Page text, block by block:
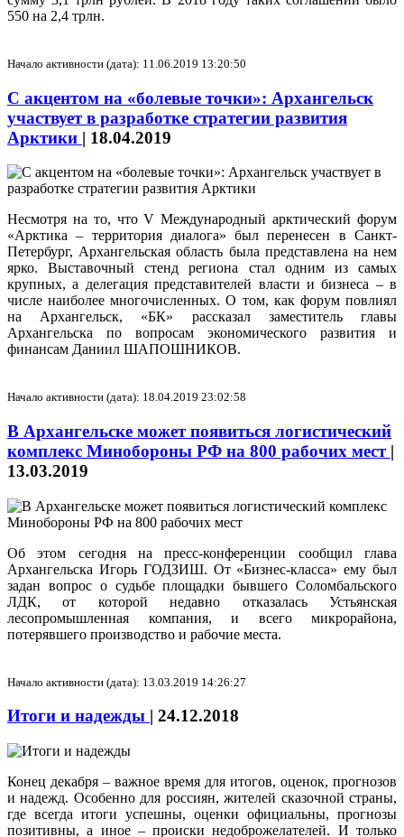
550 на 2,4 трлн.
Начало активности (дата): 11.06.2019 13:20:50
С акцентом на «болевые точки»: Архангельск
участвует в разработке стратегии развития
Арктики | 18.04.2019
Несмотря на то, что V Международный арктический форум
«Арктика – территория диалога» был перенесен в Санкт-
Петербург, Архангельская область была представлена на нем
ярко. Выставочный стенд региона стал одним из самых
крупных, а делегация представителей власти и бизнеса – в
числе наиболее многочисленных. О том, как форум повлиял
на Архангельск, «БК» рассказал заместитель главы
Архангельска по вопросам экономического развития и
финансам Даниил ШАПОШНИКОВ.
Начало активности (дата): 18.04.2019 23:02:58
В Архангельске может появиться логистический
комплекс Минобороны РФ на 800 рабочих мест |
13.03.2019
Об этом сегодня на пресс-конференции сообщил глава
Архангельска Игорь ГОДЗИШ. От «Бизнес-класса» ему был
задан вопрос о судьбе площадки бывшего Соломбальского
ЛДК, от которой недавно отказалась Устьянская
лесопромышленная компания, и всего микрорайона,
потерявшего производство и рабочие места.
Начало активности (дата): 13.03.2019 14:26:27
Итоги и надежды | 24.12.2018
Конец декабря – важное время для итогов, оценок, прогнозов
и надежд. Особенно для россиян, жителей сказочной страны,
где всегда итоги успешны, оценки официальны, прогнозы
позитивны, а иное – происки недоброжелателей. И только